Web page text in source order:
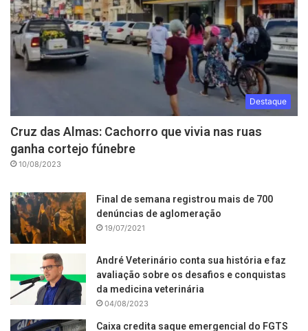
Destaque
Cruz das Almas: Cachorro que vivia nas ruas
ganha cortejo fúnebre
10/08/2023
Final de semana registrou mais de 700
denúncias de aglomeração
19/07/2021
André Veterinário conta sua história e faz
avaliação sobre os desafios e conquistas
da medicina veterinária
04/08/2023
Caixa credita saque emergencial do FGTS